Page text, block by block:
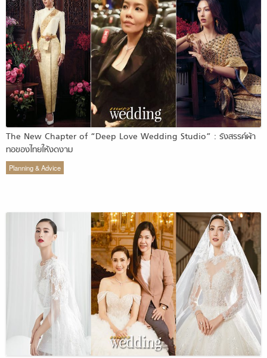
The New Chapter of “Deep Love Wedding Studio” : รังสรรค์ผ้า
ทอของไทยให้งดงาม
Planning & Advice